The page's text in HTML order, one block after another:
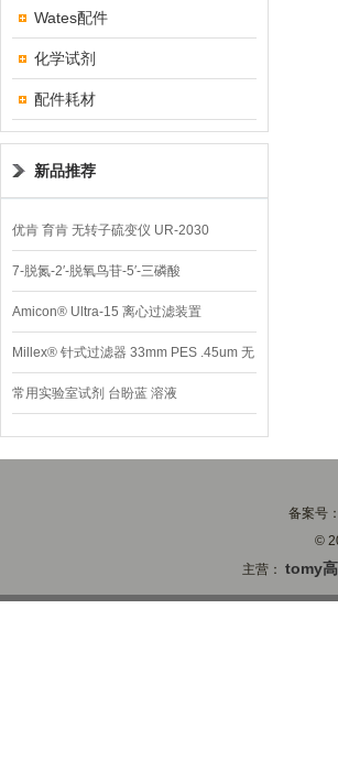
Wates配件
化学试剂
配件耗材
新品推荐
优肯 育肯 无转子硫变仪 UR-2030
7-脱氮-2′-脱氧鸟苷-5′-三磷酸
Amicon® Ultra-15 离心过滤装置
Millex® 针式过滤器 33mm PES .45um 无
菌
常用实验室试剂 台盼蓝 溶液
备案号
©
主营：tomy